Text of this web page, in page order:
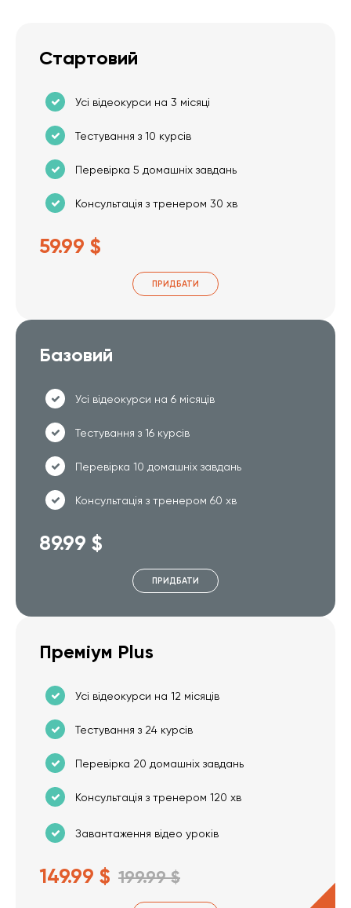
Стартовий
Усі відеокурси на 3 місяці
Тестування з 10 курсів
Перевірка 5 домашніх завдань
Консультація з тренером 30 хв
59.99 $
ПРИДБАТИ
Базовий
Усі відеокурси на 6 місяців
Тестування з 16 курсів
Перевірка 10 домашніх завдань
Консультація з тренером 60 хв
89.99 $
ПРИДБАТИ
Преміум Plus
Усі відеокурси на 12 місяців
Тестування з 24 курсів
Перевірка 20 домашніх завдань
Консультація з тренером 120 хв
Завантаження відео уроків
149.99 $ 199.99 $